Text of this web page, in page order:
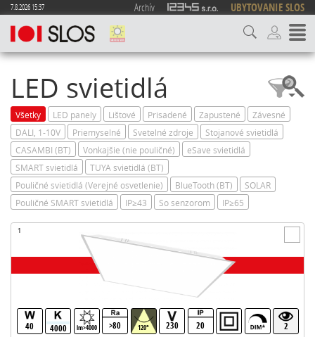
7.8.2026 15:37 Archív UBYTOVANIE SLOS
LED svietidlá
Všetky LED panely Lištové Prisadené Zapustené
Závesné
DALI, 1-10V
Priemyselné Svetelné zdroje
Stojanové svietidlá
CASAMBI (BT)
Vonkajšie (nie pouličné)
eSave svietidlá
SMART svietidlá
TUYA svietidlá (BT)
Pouličné svietidlá (Verejné osvetlenie)
BlueTooth (BT)
SOLAR
Pouličné SMART svietidlá
IP≥43 So senzorom IP≥65
1
40 4000 lm>4000 >80 120° 230 20 2